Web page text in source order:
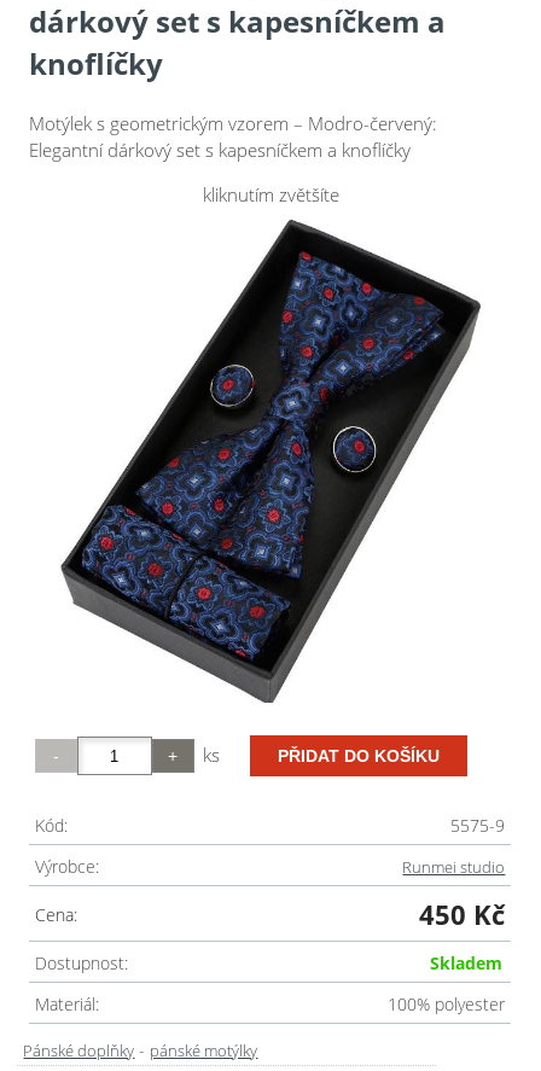
dárkový set s kapesníčkem a
knoflíčky
Motýlek s geometrickým vzorem – Modro-červený:
Elegantní dárkový set s kapesníčkem a knoflíčky
kliknutím zvětšíte
ks
Kód:
5575-9
Výrobce:
Runmei studio
Cena: 450 Kč
Dostupnost:
Skladem
Materiál:
100% polyester
Pánské doplňky - pánské motýlky